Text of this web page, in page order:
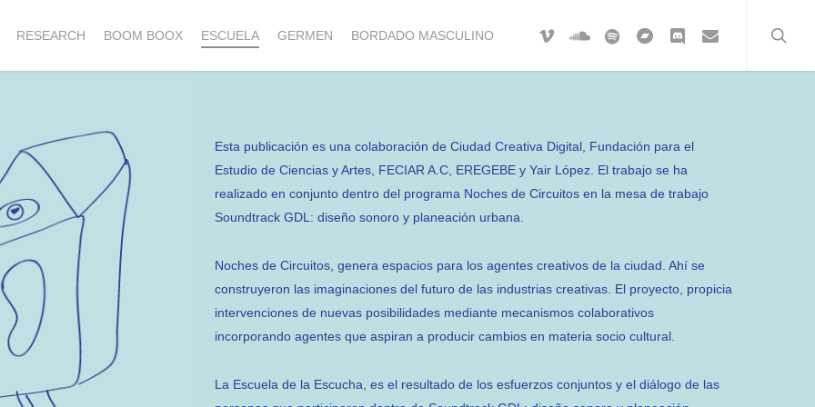
RESEARCH BOOM BOOX ESCUELA GERMEN BORDADO MASCULINO vimeo soundcloud
spotify bandcamp
discord email
Esta publicación es una colaboración de Ciudad Creativa Digital, Fundación para el
Estudio de Ciencias y Artes, FECIAR A.C, EREGEBE y Yair López. El trabajo se ha
realizado en conjunto dentro del programa Noches de Circuitos en la mesa de trabajo
Soundtrack GDL: diseño sonoro y planeación urbana.
Noches de Circuitos, genera espacios para los agentes creativos de la ciudad. Ahí se
construyeron las imaginaciones del futuro de las industrias creativas. El proyecto, propicia
intervenciones de nuevas posibilidades mediante mecanismos colaborativos
incorporando agentes que aspiran a producir cambios en materia socio cultural.
La Escuela de la Escucha, es el resultado de los esfuerzos conjuntos y el diálogo de las